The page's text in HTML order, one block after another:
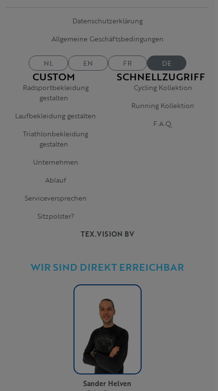
TEX.VISION BV
WIR SIND DIREKT ERREICHBAR
Sander Helven
CUSTOM
Radsportbekleidung
gestalten
Laufbekleidung gestalten
Triathlonbekleidung
gestalten
Unternehmen
Ablauf
Serviceversprechen
Sitzpolster?
SCHNELLZUGRIFF
Cycling Kollektion
Running Kollektion
F.A.Q.
Datenschutzerklärung
Allgemeine Geschäftsbedingungen
NL EN FR DE